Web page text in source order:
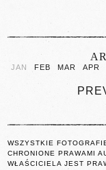
JAN FEB MAR APR
WSZYSTKIE
CHRONIONE PRAWAMI
WŁAŚCICIELA JEST